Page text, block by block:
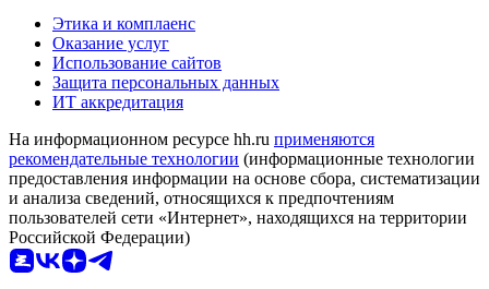
Этика и комплаенс
Оказание услуг
Использование сайтов
Защита персональных данных
ИТ аккредитация
На информационном ресурсе hh.ru применяются
рекомендательные технологии (информационные технологии
предоставления информации на основе сбора, систематизации
и анализа сведений, относящихся к предпочтениям
пользователей сети «Интернет», находящихся на территории
Российской Федерации)